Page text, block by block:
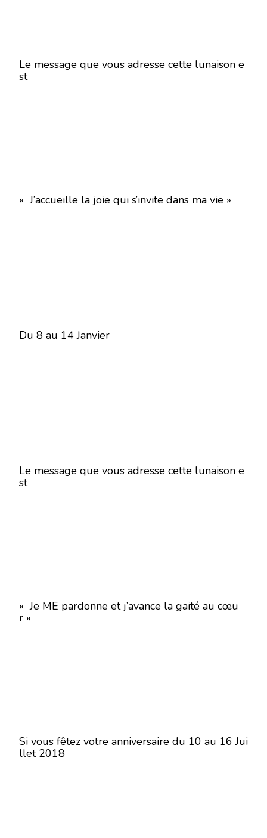
Le message que vous adresse cette lunaison e
st
« J’accueille la joie qui s’invite dans ma vie »
Du 8 au 14 Janvier
Le message que vous adresse cette lunaison e
st
« Je ME pardonne et j’avance la gaité au cœu
r »
Si vous fêtez votre anniversaire du 10 au 16 Jui
llet 2018